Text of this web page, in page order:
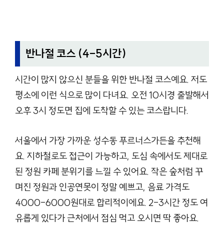
반나절 코스 (4-5시간)
시간이 많지 않으신 분들을 위한 반나절 코스예요. 저도
평소에 이런 식으로 많이 다녀요. 오전 10시경 출발해서
오후 3시 정도면 집에 도착할 수 있는 코스랍니다.
서울에서 가장 가까운 성수동 푸르너스가든을 추천해
요. 지하철로도 접근이 가능하고, 도심 속에서도 제대로
된 정원 카페 분위기를 느낄 수 있어요. 작은 숲처럼 꾸
며진 정원과 인공연못이 정말 예쁘고, 음료 가격도
4000-6000원대로 합리적이에요. 2-3시간 정도 여
유롭게 있다가 근처에서 점심 먹고 오시면 딱 좋아요.